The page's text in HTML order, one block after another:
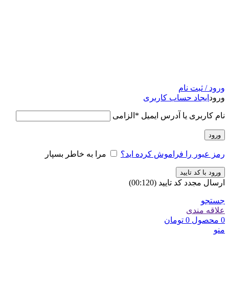
ورود / ثبت نام
ورود ایجاد حساب کاربری
نام کاربری یا آدرس ایمیل * الزامی
ورود
رمز عبور را فراموش کرده اید؟ مرا به خاطر بسپار
ورود با کد تایید
ارسال مجدد کد تایید (00:
120
)
جستجو
علاقه مندی
0 محصول 0 تومان
منو